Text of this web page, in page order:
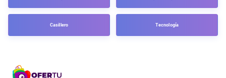
Casillero Tecnología